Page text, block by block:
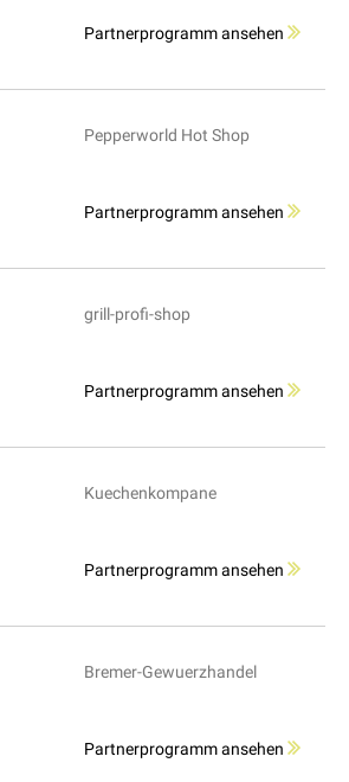
Partnerprogramm ansehen
Pepperworld Hot Shop
Partnerprogramm ansehen
grill-profi-shop
Partnerprogramm ansehen
Kuechenkompane
Partnerprogramm ansehen
Bremer-Gewuerzhandel
Partnerprogramm ansehen